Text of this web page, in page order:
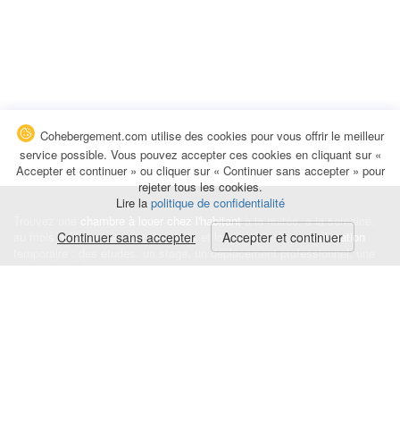
chambre à louer chez l'habitantà la nuitée, à la semaine,
au mois ou à l'année pour de courts et longs séjours, unecolocation
temporaire : des études, un stage, un déplacement professionnel, une
Cohebergement.com utilise des cookies pour vous offrir le meilleur
service possible. Vous pouvez accepter ces cookies en cliquant sur «
Accepter et continuer » ou cliquer sur « Continuer sans accepter » pour
rejeter tous les cookies.
Lire la politique de confidentialité
Continuer sans accepter Accepter et continuer